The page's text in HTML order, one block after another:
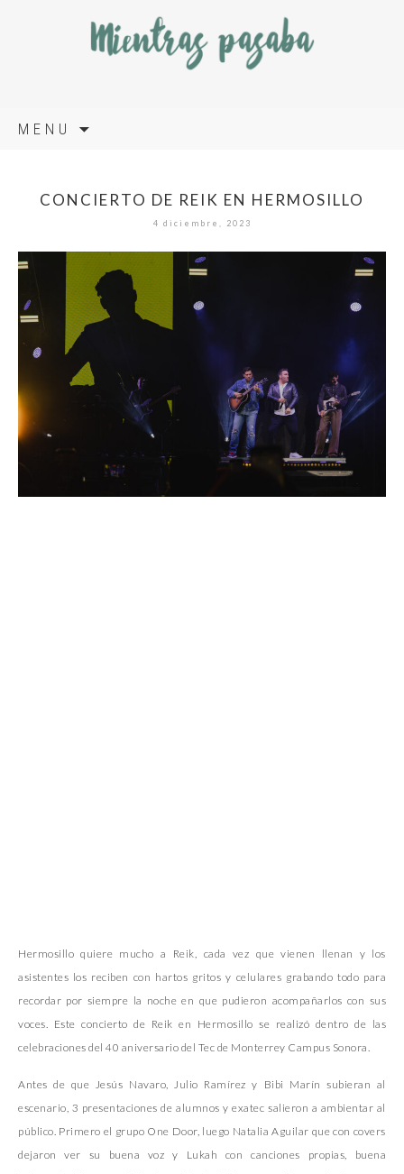
MENU
CONCIERTO DE REIK EN HERMOSILLO
4 diciembre, 2023
Hermosillo quiere mucho a Reik, cada vez que vienen llenan y los
asistentes los reciben con hartos gritos y celulares grabando todo para
recordar por siempre la noche en que pudieron acompañarlos con sus
voces. Este concierto de Reik en Hermosillo se realizó dentro de las
celebraciones del 40 aniversario del Tec de Monterrey Campus Sonora.
Antes de que Jesús Navaro, Julio Ramírez y Bibi Marín subieran al
escenario, 3 presentaciones de alumnos y exatec salieron a ambientar al
público. Primero el grupo One Door, luego Natalia Aguilar que con covers
dejaron ver su buena voz y Lukah con canciones propias, buena